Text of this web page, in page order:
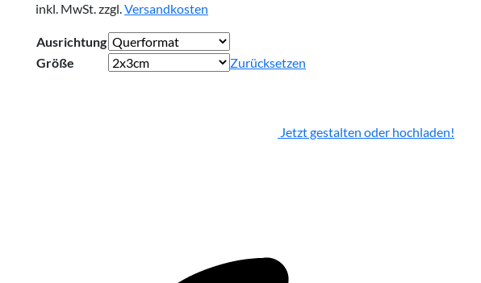
inkl. MwSt.zzgl.Versandkosten
Ausrichtung
Größe
Zurücksetzen
Jetzt gestalten oder hochladen!